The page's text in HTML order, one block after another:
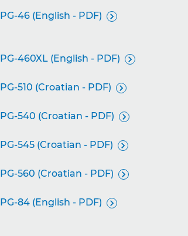
PG-46 (English - PDF) 
PG-460XL (English - PDF) 
PG-510 (Croatian - PDF) 
PG-540 (Croatian - PDF) 
PG-545 (Croatian - PDF) 
PG-560 (Croatian - PDF) 
PG-84 (English - PDF) 